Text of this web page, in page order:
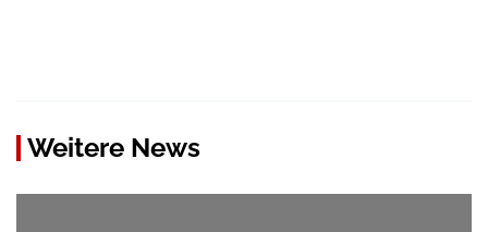
Weitere News